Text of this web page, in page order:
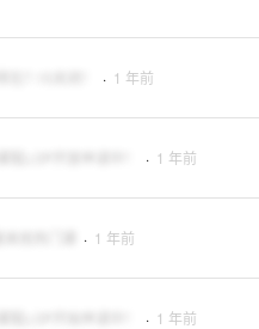
· 1 年前
· 1 年前
· 1 年前
· 1 年前